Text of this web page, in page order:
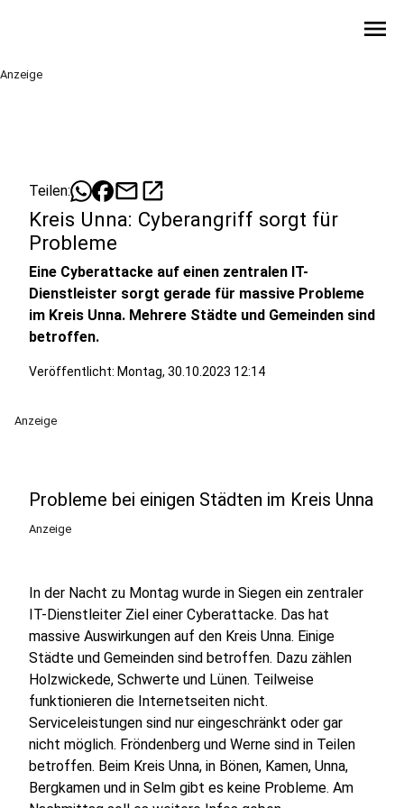
menu
Anzeige
Teilen: mailopen_in_new
Kreis Unna: Cyberangriff sorgt für
Probleme
Eine Cyberattacke auf einen zentralen IT-
Dienstleister sorgt gerade für massive Probleme
im Kreis Unna. Mehrere Städte und Gemeinden sind
betroffen.
Veröffentlicht: Montag, 30.10.2023 12:14
Anzeige
Probleme bei einigen Städten im Kreis Unna
Anzeige
In der Nacht zu Montag wurde in Siegen ein zentraler
IT-Dienstleiter Ziel einer Cyberattacke. Das hat
massive Auswirkungen auf den Kreis Unna. Einige
Städte und Gemeinden sind betroffen. Dazu zählen
Holzwickede, Schwerte und Lünen. Teilweise
funktionieren die Internetseiten nicht.
Serviceleistungen sind nur eingeschränkt oder gar
nicht möglich. Fröndenberg und Werne sind in Teilen
betroffen. Beim Kreis Unna, in Bönen, Kamen, Unna,
Bergkamen und in Selm gibt es keine Probleme. Am